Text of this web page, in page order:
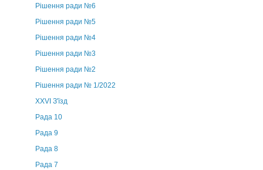
Рішення ради №6
Рішення ради №5
Рішення ради №4
Рішення ради №3
Рішення ради №2
Рішення ради № 1/2022
XXVI З'їзд
Рада 10
Рада 9
Рада 8
Рада 7